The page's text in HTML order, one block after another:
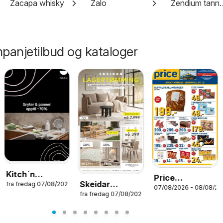
Zacapa whisky Zalo
og kataloger
Kitch´n
kundeavis
fra fredag 07/08/2026
Skeidar
RYDDESALG
fra fredag 07/08/2026
Price
Lagerbutikk
07/08/2026 - 08/08/